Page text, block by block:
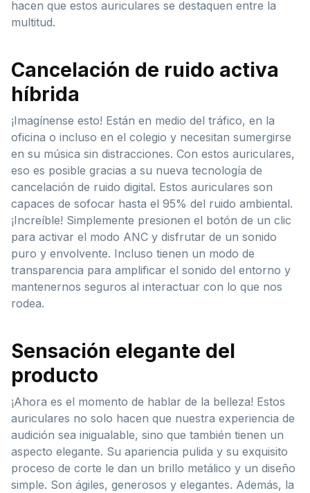
hacen que estos auriculares se destaquen entre la
multitud.
Cancelación de ruido activa
híbrida
¡Imagínense esto! Están en medio del tráfico, en la
oficina o incluso en el colegio y necesitan sumergirse
en su música sin distracciones. Con estos auriculares,
eso es posible gracias a su nueva tecnología de
cancelación de ruido digital. Estos auriculares son
capaces de sofocar hasta el 95% del ruido ambiental.
¡Increíble! Simplemente presionen el botón de un clic
para activar el modo ANC y disfrutar de un sonido
puro y envolvente. Incluso tienen un modo de
transparencia para amplificar el sonido del entorno y
mantenernos seguros al interactuar con lo que nos
rodea.
Sensación elegante del
producto
¡Ahora es el momento de hablar de la belleza! Estos
auriculares no solo hacen que nuestra experiencia de
audición sea inigualable, sino que también tienen un
aspecto elegante. Su apariencia pulida y su exquisito
proceso de corte le dan un brillo metálico y un diseño
simple. Son ágiles, generosos y elegantes. Además, la